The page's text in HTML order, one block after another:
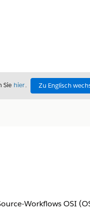
Sie hier. Zu Englisch
Workflows OSI